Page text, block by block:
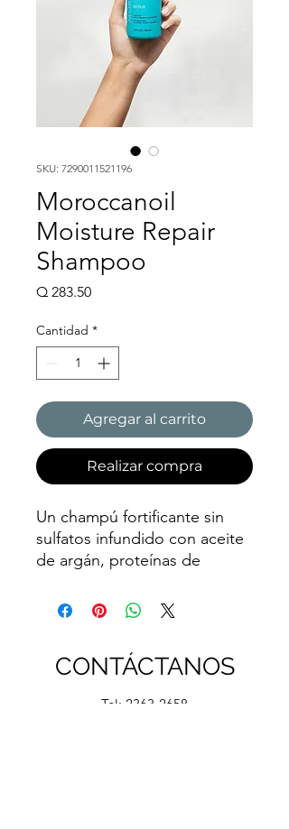
SKU: 7290011521196
Moroccanoil
Moisture Repair
Shampoo
Q 283.50Precio
Cantidad *
Agregar al carrito
Realizar compra
Un champú fortificante sin
sulfatos infundido con aceite
de argán, proteínas de
esenciales para limpiar
suavemente y ayudar a
CONTÁCTANOS
Tel: 2363-2658